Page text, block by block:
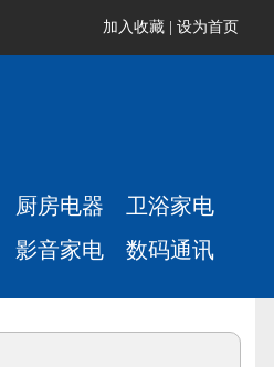
加入收藏 设为首页
厨房电器
卫浴家电
影音家电 数码通讯